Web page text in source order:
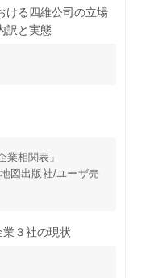
ける四維公司の立場
訳と実態
業相関表」
図出版社/ユーザ売
３社の現状